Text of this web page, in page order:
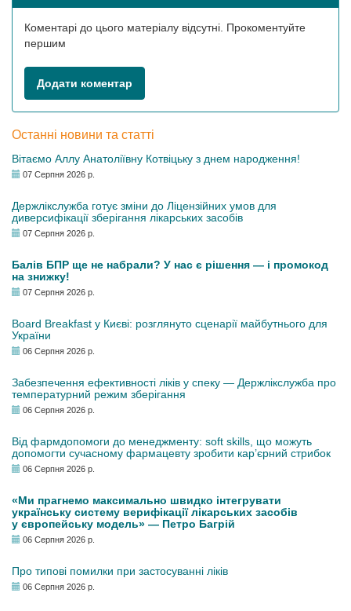
Коментарі до цього матеріалу відсутні. Прокоментуйте
першим
Додати коментар
Останні новини та статті
Вітаємо Аллу Анатоліївну Котвіцьку з днем народження!
07 Серпня 2026 р.
Держлікслужба готує зміни до Ліцензійних умов для
диверсифікації зберігання лікарських засобів
07 Серпня 2026 р.
Балів БПР ще не набрали? У нас є рішення — і промокод
на знижку!
07 Серпня 2026 р.
Board Breakfast у Києві: розглянуто сценарії майбутнього для
України
06 Серпня 2026 р.
Забезпечення ефективності ліків у спеку — Держлікслужба про
температурний режим зберігання
06 Серпня 2026 р.
Від фармдопомоги до менеджменту: soft skills, що можуть
допомогти сучасному фармацевту зробити кар’єрний стрибок
06 Серпня 2026 р.
«Ми прагнемо максимально швидко інтегрувати
українську систему верифікації лікарських засобів
у європейську модель» — Петро Багрій
06 Серпня 2026 р.
Про типові помилки при застосуванні ліків
06 Серпня 2026 р.